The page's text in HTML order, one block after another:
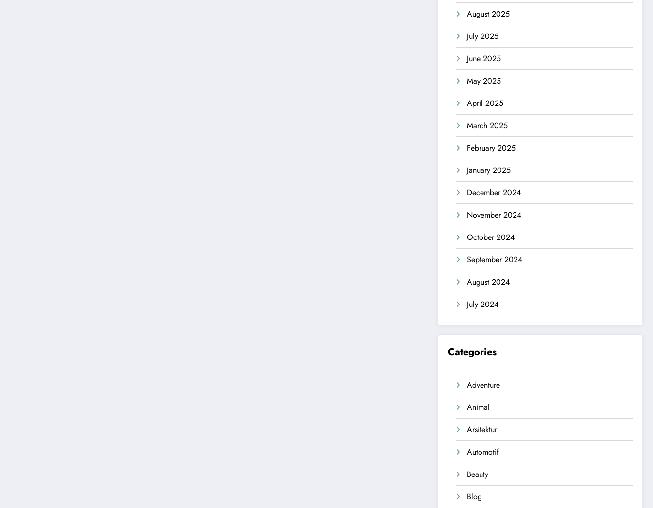
August 2025
July 2025
June 2025
May 2025
April 2025
March 2025
February 2025
January 2025
December 2024
November 2024
October 2024
September 2024
August 2024
July 2024
Categories
Adventure
Animal
Arsitektur
Automotif
Beauty
Blog